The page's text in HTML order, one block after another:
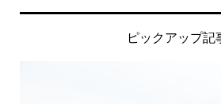
ピックアップ記